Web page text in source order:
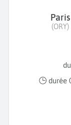
Paris
(ORY)
durée